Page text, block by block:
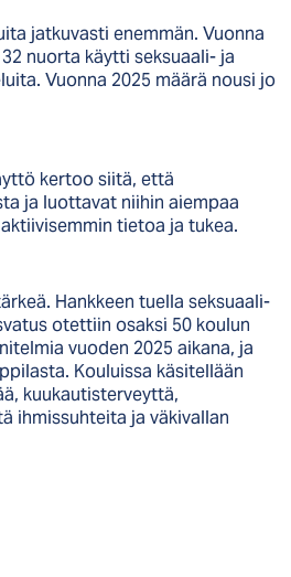
jatkuvasti enemmän. Vuonna
nuorta käytti seksuaali- ja
Vuonna 2025 määrä nousi jo
kertoo siitä, että
ja luottavat niihin aiempaa
tietoa ja tukea.
Hankkeen tuella seksuaali-
otettiin osaksi 50 koulun
vuoden 2025 aikana, ja
Kouluissa käsitellään
kuukautisterveyttä,
ihmissuhteita ja väkivallan